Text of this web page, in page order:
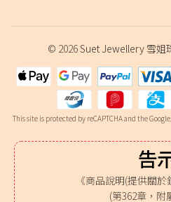
© 2026Suet Jewellery 雪姐
This site is protected by reCAPTCHA and the Google,
告
《商品說明(提供關於
(第362章，附